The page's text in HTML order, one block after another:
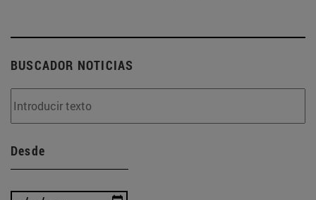
BUSCADOR NOTICIAS
Desde